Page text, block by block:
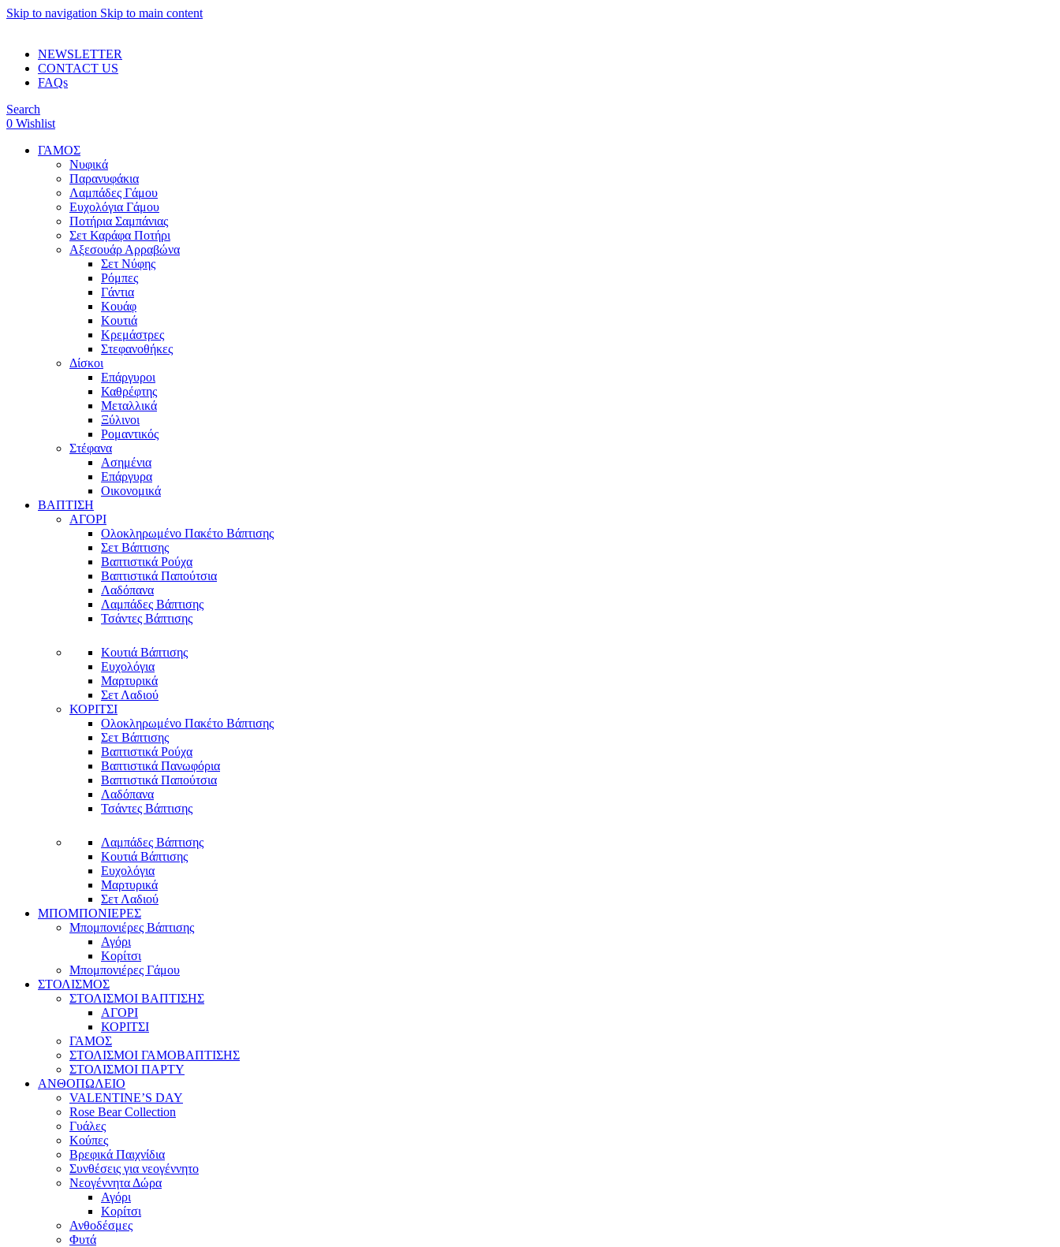
Skip to navigation Skip to main content
NEWSLETTER
CONTACT US
FAQs
Search
0 Wishlist
ΓΑΜΟΣ
Νυφικά
Παρανυφάκια
Λαμπάδες Γάμου
Ευχολόγια Γάμου
Ποτήρια Σαμπάνιας
Σετ Καράφα Ποτήρι
Αξεσουάρ Αρραβώνα
Σετ Νύφης
Ρόμπες
Γάντια
Κουάφ
Κουτιά
Κρεμάστρες
Στεφανοθήκες
Δίσκοι
Επάργυροι
Καθρέφτης
Μεταλλικά
Ξύλινοι
Ρομαντικός
Στέφανα
Ασημένια
Επάργυρα
Οικονομικά
ΒΑΠΤΙΣΗ
ΑΓΟΡΙ
Ολοκληρωμένο Πακέτο Βάπτισης
Σετ Βάπτισης
Βαπτιστικά Ρούχα
Βαπτιστικά Παπούτσια
Λαδόπανα
Λαμπάδες Βάπτισης
Τσάντες Βάπτισης
Κουτιά Βάπτισης
Ευχολόγια
Μαρτυρικά
Σετ Λαδιού
ΚΟΡΙΤΣΙ
Ολοκληρωμένο Πακέτο Βάπτισης
Σετ Βάπτισης
Βαπτιστικά Ρούχα
Βαπτιστικά Πανωφόρια
Βαπτιστικά Παπούτσια
Λαδόπανα
Τσάντες Βάπτισης
Λαμπάδες Βάπτισης
Κουτιά Βάπτισης
Ευχολόγια
Μαρτυρικά
Σετ Λαδιού
ΜΠΟΜΠΟΝΙΕΡΕΣ
Μπομπονιέρες Βάπτισης
Αγόρι
Κορίτσι
Μπομπονιέρες Γάμου
ΣΤΟΛΙΣΜΟΣ
ΣΤΟΛΙΣΜΟΙ ΒΑΠΤΙΣΗΣ
ΑΓΟΡΙ
ΚΟΡΙΤΣΙ
ΓΑΜΟΣ
ΣΤΟΛΙΣΜΟΙ ΓΑΜΟΒΑΠΤΙΣΗΣ
ΣΤΟΛΙΣΜΟΙ ΠΑΡΤΥ
ΑΝΘΟΠΩΛΕΙΟ
VALENTINE’S DAY
Rose Bear Collection
Γυάλες
Κούπες
Βρεφικά Παιχνίδια
Συνθέσεις για νεογέννητο
Νεογέννητα Δώρα
Αγόρι
Κορίτσι
Ανθοδέσμες
Φυτά